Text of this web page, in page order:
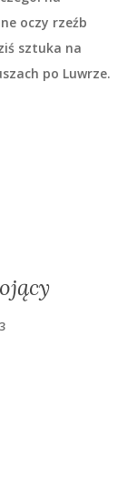
oczy rzeźb
sztuka na
po Luwrze.